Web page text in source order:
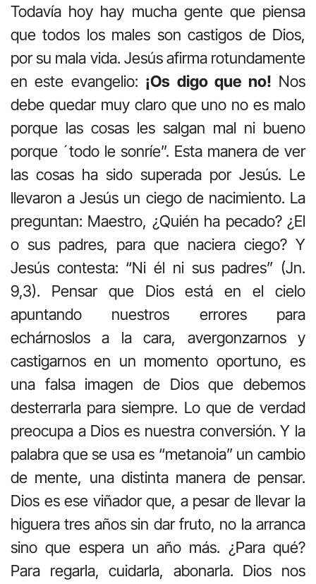
Todavía hoy hay mucha gente que piensa
que todos los males son castigos de Dios,
por su mala vida. Jesús afirma rotundamente
en este evangelio: ¡Os digo que no! Nos
debe quedar muy claro que uno no es malo
porque las cosas les salgan mal ni bueno
porque ´todo le sonríe”. Esta manera de ver
las cosas ha sido superada por Jesús. Le
llevaron a Jesús un ciego de nacimiento. La
preguntan: Maestro, ¿Quién ha pecado? ¿El
o sus padres, para que naciera ciego? Y
Jesús contesta: “Ni él ni sus padres” (Jn.
9,3). Pensar que Dios está en el cielo
apuntando nuestros errores para
echárnoslos a la cara, avergonzarnos y
castigarnos en un momento oportuno, es
una falsa imagen de Dios que debemos
desterrarla para siempre. Lo que de verdad
preocupa a Dios es nuestra conversión. Y la
palabra que se usa es “metanoia” un cambio
de mente, una distinta manera de pensar.
Dios es ese viñador que, a pesar de llevar la
higuera tres años sin dar fruto, no la arranca
sino que espera un año más. ¿Para qué?
Para regarla, cuidarla, abonarla. Dios nos